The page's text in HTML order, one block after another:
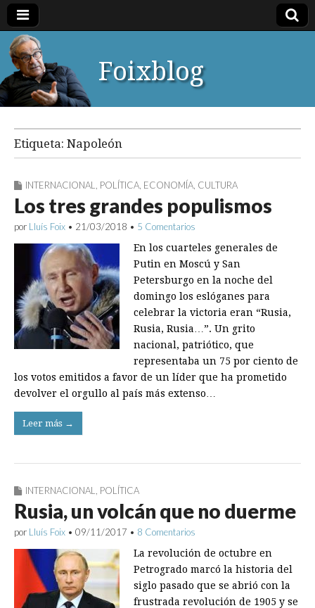
Foixblog
Etiqueta: Napoleón
INTERNACIONAL POLÍTICA ECONOMÍA CULTURA
Los tres grandes populismos
por Lluís Foix • 21/03/2018 • 5 Comentarios
En los cuarteles generales de
Putin en Moscú y San
Petersburgo en la noche del
domingo los eslóganes para
celebrar la victoria eran “Rusia,
Rusia, Rusia…”. Un grito
nacional, patriótico, que
representaba un 75 por ciento de
los votos emitidos a favor de un líder que ha prometido
devolver el orgullo al país más extenso…
Leer más →
INTERNACIONAL POLÍTICA
Rusia, un volcán que no duerme
por Lluís Foix • 09/11/2017 • 8 Comentarios
La revolución de octubre en
Petrogrado marcó la historia del
siglo pasado que se abrió con la
frustrada revolución de 1905 y se